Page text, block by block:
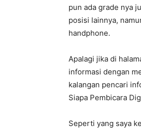
pun ada grade nya
posisi lainnya,
handphone.
Apalagi jika di
informasi dengan
kalangan pencari
Siapa Pembicara
Seperti yang saya